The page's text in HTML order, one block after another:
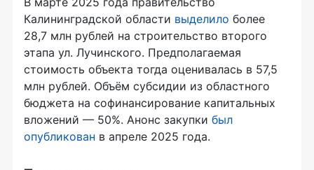
Калининградской области выделило более
28,7 млн рублей на строительство второго
этапа ул. Лучинского. Предполагаемая
стоимость объекта тогда оценивалась в 57,5
млн рублей. Объём субсидии из областного
бюджета на софинансирование капитальных
вложений — 50%. Анонс закупки был
опубликован в апреле 2025 года.